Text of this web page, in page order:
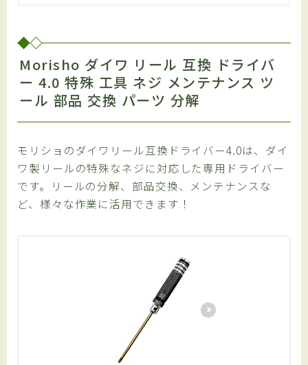
Morisho ダイワ リール 互換 ドライバ
ー 4.0 特殊 工具 ネジ メンテナンス ツ
ール 部品 交換 パーツ 分解
モリショのダイワリール互換ドライバー4.0は、ダイ
ワ製リールの特殊なネジに対応した専用ドライバー
です。リールの分解、部品交換、メンテナンスな
ど、様々な作業に活用できます！